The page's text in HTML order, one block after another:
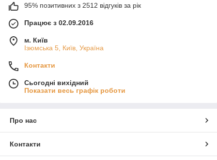
95% позитивних з 2512 відгуків за рік
Працює з 02.09.2016
м. Київ
Ізюмська 5, Київ, Україна
Контакти
Сьогодні вихідний
Показати весь графік роботи
Про нас
Контакти